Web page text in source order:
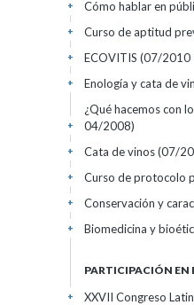
Cómo hablar en
+
Curso de aptitud
+
ECOVITIS (07/2010
+
Enología y cata de
+
¿Qué hacemos con
04/2008)
+
Cata de vinos(07/
+
Curso de protocolo
+
Conservación y
+
Biomedicina y
+
PARTICIPACIÓN EN
XXVII Congreso
+